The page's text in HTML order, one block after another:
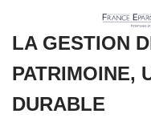
Aller
contenu
LA GESTION
PATRIMOINE,
DURABLE